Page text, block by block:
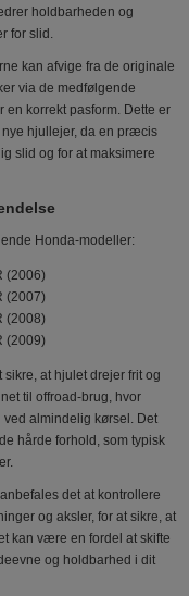
holdbarheden og
for slid.
kan afvige fra de originale
via de medfølgende
en korrekt pasform. Dette er
hjullejer, da en præcis
slid og for at maksimere
Honda-modeller:
(2006)
(2007)
(2008)
(2009)
sikre, at hjulet drejer frit og
til offroad-brug, hvor
almindelig kørsel. Det
hårde forhold, som typisk
det at kontrollere
og aksler, for at sikre, at
kan være en fordel at skifte
og holdbarhed i dit